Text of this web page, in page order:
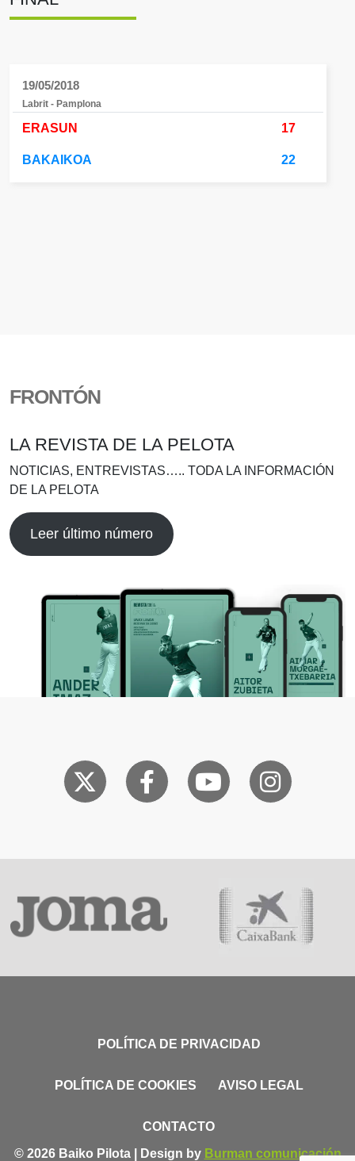
19/05/2018
Labrit - Pamplona
ERASUN 17
BAKAIKOA 22
FRONTÓN
LA REVISTA DE LA PELOTA
NOTICIAS, ENTREVISTAS….. TODA LA INFORMACIÓN
DE LA PELOTA
Leer último número
POLÍTICA DE PRIVACIDAD
POLÍTICA DE COOKIES AVISO LEGAL
CONTACTO
© 2026 Baiko Pilota | Design by Burman comunicación